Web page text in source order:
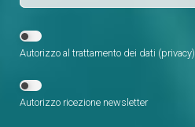
Autorizzo al trattamento dei dati (privacy)
Autorizzo ricezione newsletter